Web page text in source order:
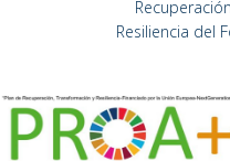
Resiliencia del